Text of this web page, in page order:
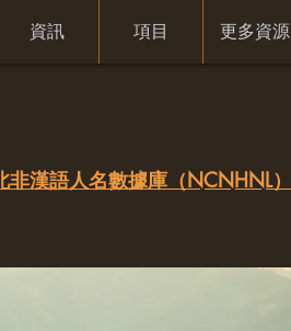
資訊 項目 更多資源
非漢語人名數據庫（NCNHNL）